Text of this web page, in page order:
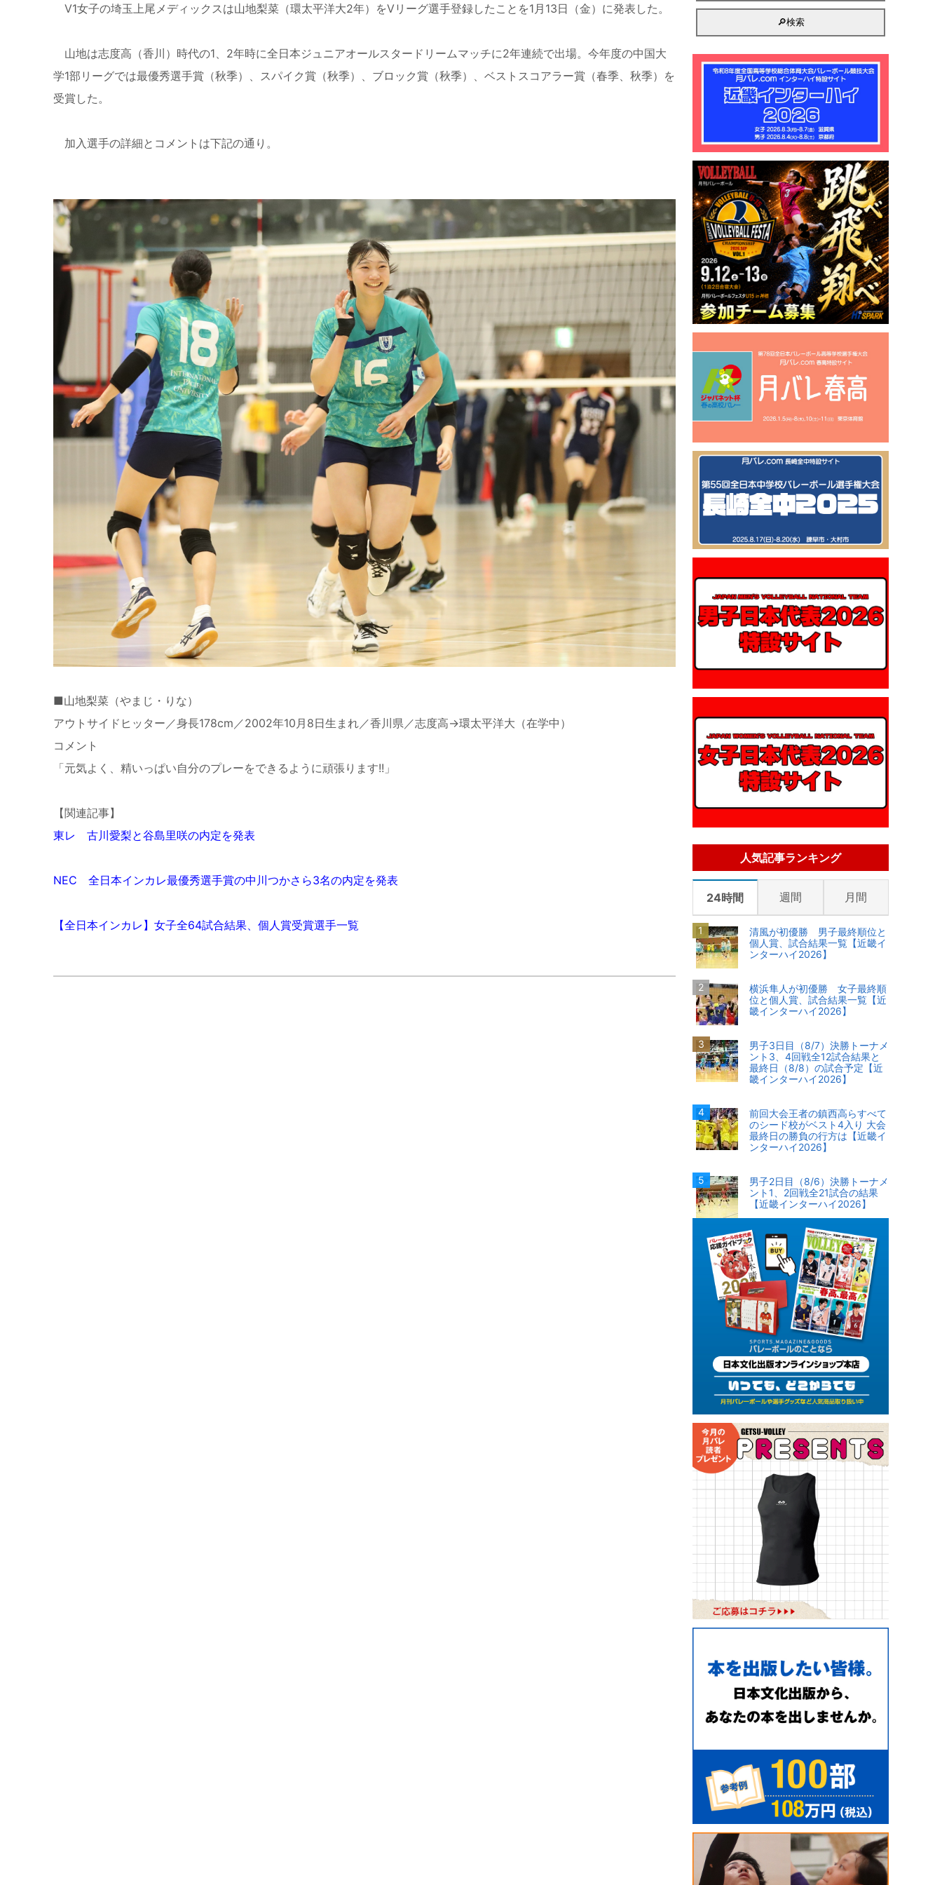
V1女子の埼玉上尾メディックスは山地梨菜（環太平洋大2年）をVリーグ選手登録したことを1月13日（金）に発表した。
山地は志度高（香川）時代の1、2年時に全日本ジュニアオールスタードリームマッチに2年連続で出場。今年度の中国大
学1部リーグでは最優秀選手賞（秋季）、スパイク賞（秋季）、ブロック賞（秋季）、ベストスコアラー賞（春季、秋季）を
受賞した。
加入選手の詳細とコメントは下記の通り。
■山地梨菜（やまじ・りな）
アウトサイドヒッター／身長178cm／2002年10月8日生まれ／香川県／志度高→環太平洋大（在学中）
コメント
「元気よく、精いっぱい自分のプレーをできるように頑張ります!!」
【関連記事】
東レ 古川愛梨と谷島里咲の内定を発表
NEC 全日本インカレ最優秀選手賞の中川つかさら3名の内定を発表
【全日本インカレ】女子全64試合結果、個人賞受賞選手一覧
人気記事ランキング
24時間 週間 月間
清風が初優勝 男子最終順位と
個人賞、試合結果一覧【近畿イ
ンターハイ2026】
横浜隼人が初優勝 女子最終順
位と個人賞、試合結果一覧【近
畿インターハイ2026】
男子3日目（8/7）決勝トーナメ
ント3、4回戦全12試合結果と
最終日（8/8）の試合予定【近
畿インターハイ2026】
前回大会王者の鎮西高らすべて
のシード校がベスト4入り 大会
最終日の勝負の行方は【近畿イ
ンターハイ2026】
男子2日目（8/6）決勝トーナメ
ント1、2回戦全21試合の結果
【近畿インターハイ2026】